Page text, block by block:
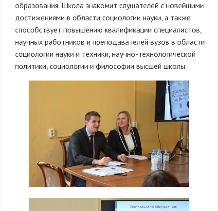
образования. Школа знакомит слушателей с новейшими
достижениями в области социологии науки, а также
способствует повышению квалификации специалистов,
научных работников и преподавателей вузов в области
социологии науки и техники, научно-технологической
политики, социологии и философии высшей школы.